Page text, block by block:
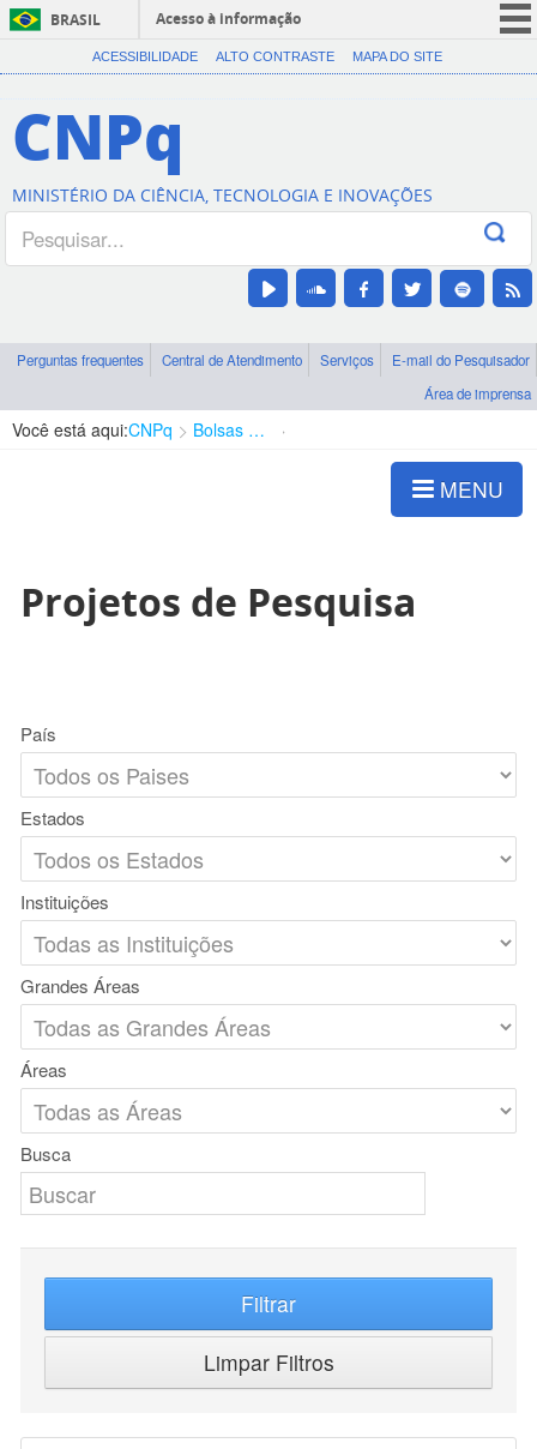
BRASIL
Acesso à informação
CORONAVÍRUS (COVID-19)
Canais
ACESSIBILIDADE ALTO CONTRASTE MAPA DO SITE
CNPq
MINISTÉRIO DA CIÊNCIA, TECNOLOGIA E INOVAÇÕES
Perguntas frequentes Central de Atendimento Serviços
E-mail do Pesquisador
Área de imprensa
Você está aqui:CNPq Bolsas e Auxílios Vigentes
MENU
Projetos de Pesquisa
País
Estados
Instituições
Grandes Áreas
Áreas
Busca
Filtrar
Limpar Filtros